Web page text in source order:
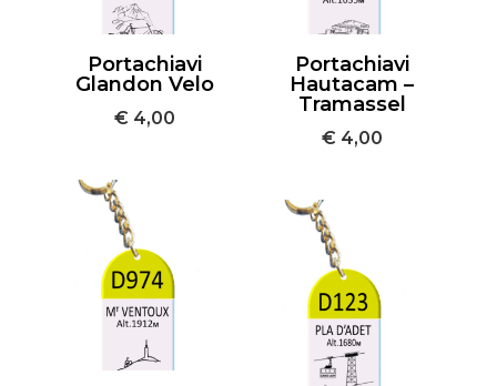
Portachiavi
Glandon Velo
€ 4,00
Portachiavi
Hautacam –
Tramassel
€ 4,00